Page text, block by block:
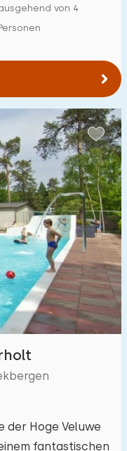
von 4
der Hoge Veluwe
fantastischen